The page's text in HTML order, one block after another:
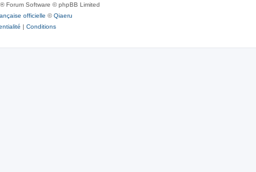
® Forum Software © phpBB Limited
officielle ©Qiaeru
| Conditions